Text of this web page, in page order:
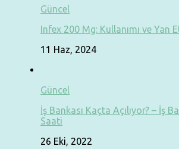
Güncel
Infex 200 Mg: Kullanımı ve Yan
11 Haz, 2024
Güncel
İş Bankası Kaçta Açılıyor? – İş
Saati
26 Eki, 2022